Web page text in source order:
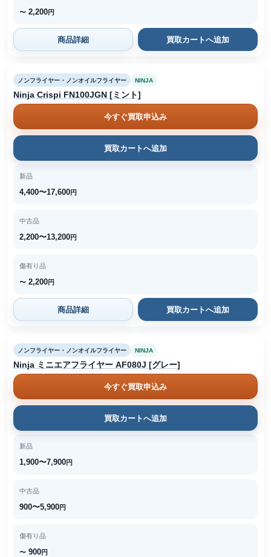
〜 2,200円
商品詳細 買取カートへ追加
ノンフライヤー・ノンオイルフライヤー NINJA
Ninja Crispi FN100JGN [ミント]
今すぐ買取申込み
買取カートへ追加
新品
4,400〜17,600円
中古品
2,200〜13,200円
傷有り品
〜 2,200円
商品詳細 買取カートへ追加
ノンフライヤー・ノンオイルフライヤー NINJA
Ninja ミニエアフライヤー AF080J [グレー]
今すぐ買取申込み
買取カートへ追加
新品
1,900〜7,900円
中古品
900〜5,900円
傷有り品
〜 900円